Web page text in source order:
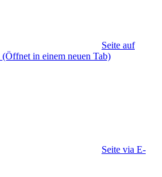
Seite auf
(Öffnet in einem neuen Tab)
Seite via E-